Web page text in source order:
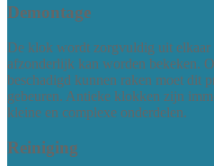
Demontage
De klok wordt zorgvuldig uit elkaar
afzonderlijk kan worden bekeken.
beschadigd kunnen raken moet dit
gebeuren. Antieke klokken zijn
kleine en complexe onderdelen.
Reiniging